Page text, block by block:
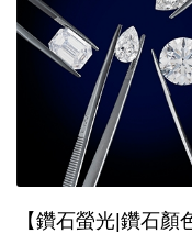
【鑽石螢光|鑽石